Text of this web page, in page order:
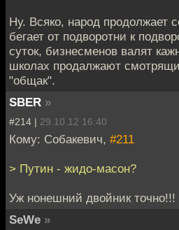
Ну. Всяко, народ продолжает
бегает от подворотни к
суток, бизнесменов валят
школах продалжают
"общак".
SBER »
#214 | 29.10.12 16:40
Кому: Собакевич, #211
> Путин - жидо-масон?
Уж нонешний двойник точно!!!
SeWe »